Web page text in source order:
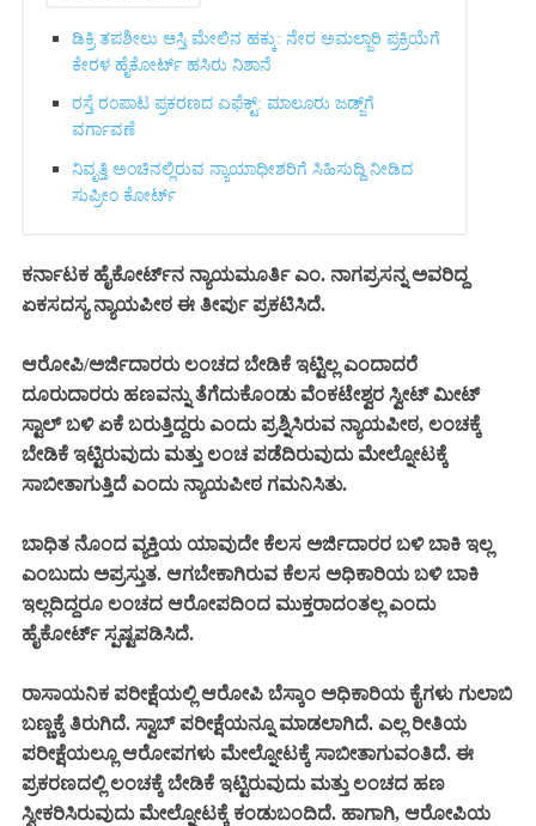
ಡಿಕ್ರಿ ತಪಶೀಲು ಆಸ್ತಿ ಮೇಲಿನ ಹಕ್ಕು: ನೇರ ಅಮಲ್ಜಾರಿ ಪ್ರಕ್ರಿಯೆಗೆ
ಕೇರಳ ಹೈಕೋರ್ಟ್ ಹಸಿರು ನಿಶಾನೆ
ರಸ್ತೆ ರಂಪಾಟ ಪ್ರಕರಣದ ಎಫೆಕ್ಟ್‌: ಮಾಲೂರು ಜಡ್ಜ್‌ಗೆ
ವರ್ಗಾವಣೆ
ನಿವೃತ್ತಿ ಅಂಚಿನಲ್ಲಿರುವ ನ್ಯಾಯಾಧೀಶರಿಗೆ ಸಿಹಿಸುದ್ದಿ ನೀಡಿದ
ಸುಪ್ರೀಂ ಕೋರ್ಟ್‌
ಕರ್ನಾಟಕ ಹೈಕೋರ್ಟ್‌ನ ನ್ಯಾಯಮೂರ್ತಿ ಎಂ. ನಾಗಪ್ರಸನ್ನ ಅವರಿದ್ದ
ಏಕಸದಸ್ಯ ನ್ಯಾಯಪೀಠ ಈ ತೀರ್ಪು ಪ್ರಕಟಿಸಿದೆ.
ಆರೋಪಿ/ಅರ್ಜಿದಾರರು ಲಂಚದ ಬೇಡಿಕೆ ಇಟ್ಟಿಲ್ಲ ಎಂದಾದರೆ
ದೂರುದಾರರು ಹಣವನ್ನು ತೆಗೆದುಕೊಂಡು ವೆಂಕಟೇಶ್ವರ ಸ್ವೀಟ್ ಮೀಟ್
ಸ್ಟಾಲ್ ಬಳಿ ಏಕೆ ಬರುತ್ತಿದ್ದರು ಎಂದು ಪ್ರಶ್ನಿಸಿರುವ ನ್ಯಾಯಪೀಠ, ಲಂಚಕ್ಕೆ
ಬೇಡಿಕೆ ಇಟ್ಟಿರುವುದು ಮತ್ತು ಲಂಚ ಪಡೆದಿರುವುದು ಮೇಲ್ನೋಟಕ್ಕೆ
ಸಾಬೀತಾಗುತ್ತಿದೆ ಎಂದು ನ್ಯಾಯಪೀಠ ಗಮನಿಸಿತು.
ಬಾಧಿತ ನೊಂದ ವ್ಯಕ್ತಿಯ ಯಾವುದೇ ಕೆಲಸ ಅರ್ಜಿದಾರರ ಬಳಿ ಬಾಕಿ ಇಲ್ಲ
ಎಂಬುದು ಅಪ್ರಸ್ತುತ. ಆಗಬೇಕಾಗಿರುವ ಕೆಲಸ ಅಧಿಕಾರಿಯ ಬಳಿ ಬಾಕಿ
ಇಲ್ಲದಿದ್ದರೂ ಲಂಚದ ಆರೋಪದಿಂದ ಮುಕ್ತರಾದಂತಲ್ಲ ಎಂದು
ಹೈಕೋರ್ಟ್ ಸ್ಪಷ್ಟಪಡಿಸಿದೆ.
ರಾಸಾಯನಿಕ ಪರೀಕ್ಷೆಯಲ್ಲಿ ಆರೋಪಿ ಬೆಸ್ಕಾಂ ಅಧಿಕಾರಿಯ ಕೈಗಳು ಗುಲಾಬಿ
ಬಣ್ಣಕ್ಕೆ ತಿರುಗಿದೆ. ಸ್ವಾಬ್ ಪರೀಕ್ಷೆಯನ್ನೂ ಮಾಡಲಾಗಿದೆ. ಎಲ್ಲ ರೀತಿಯ
ಪರೀಕ್ಷೆಯಲ್ಲೂ ಆರೋಪಗಳು ಮೇಲ್ನೋಟಕ್ಕೆ ಸಾಬೀತಾಗುವಂತಿದೆ. ಈ
ಪ್ರಕರಣದಲ್ಲಿ ಲಂಚಕ್ಕೆ ಬೇಡಿಕೆ ಇಟ್ಟಿರುವುದು ಮತ್ತು ಲಂಚದ ಹಣ
ಸ್ವೀಕರಿಸಿರುವುದು ಮೇಲ್ನೋಟಕ್ಕೆ ಕಂಡುಬಂದಿದೆ. ಹಾಗಾಗಿ, ಆರೋಪಿಯ